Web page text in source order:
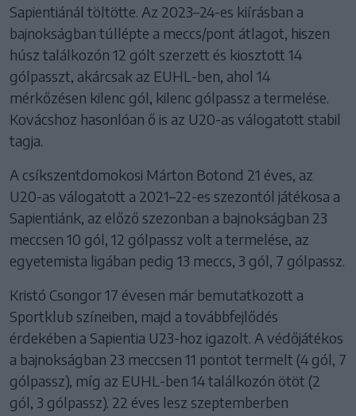
Sapientiánál töltötte. Az 2023–24-es kiírásban a
bajnokságban túllépte a meccs/pont átlagot, hiszen
húsz találkozón 12 gólt szerzett és kiosztott 14
gólpasszt, akárcsak az EUHL-ben, ahol 14
mérkőzésen kilenc gól, kilenc gólpassz a termelése.
Kovácshoz hasonlóan ő is az U20-as válogatott stabil
tagja.
A csíkszentdomokosi Márton Botond 21 éves, az
U20-as válogatott a 2021–22-es szezontól játékosa a
Sapientiánk, az előző szezonban a bajnokságban 23
meccsen 10 gól, 12 gólpassz volt a termelése, az
egyetemista ligában pedig 13 meccs, 3 gól, 7 gólpassz.
Kristó Csongor 17 évesen már bemutatkozott a
Sportklub színeiben, majd a továbbfejlődés
érdekében a Sapientia U23-hoz igazolt. A védőjátékos
a bajnokságban 23 meccsen 11 pontot termelt (4 gól, 7
gólpassz), míg az EUHL-ben 14 találkozón ötöt (2
gól, 3 gólpassz). 22 éves lesz szeptemberben